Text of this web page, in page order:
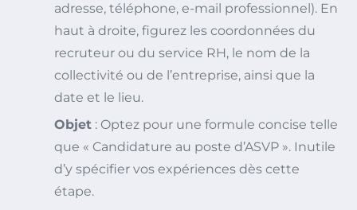
adresse, téléphone, e-mail professionnel). En
haut à droite, figurez les coordonnées du
recruteur ou du service RH, le nom de la
collectivité ou de l’entreprise, ainsi que la
date et le lieu.
Objet : Optez pour une formule concise telle
que « Candidature au poste d’ASVP ». Inutile
d’y spécifier vos expériences dès cette
étape.